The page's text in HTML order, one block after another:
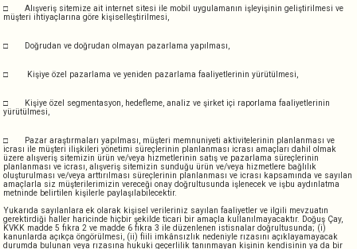
□
Alışveriş sitemize ait internet sitesi ile mobil uygulamanın işleyişinin geliştirilmesi ve
müşteri ihtiyaçlarına göre kişiselleştirilmesi,
□ Doğrudan ve doğrudan olmayan pazarlama yapılması,
□ Kişiye özel pazarlama ve yeniden pazarlama faaliyetlerinin yürütülmesi,
□
Kişiye özel segmentasyon, hedefleme, analiz ve şirket içi raporlama faaliyetlerinin
yürütülmesi,
□
Pazar araştırmaları yapılması, müşteri memnuniyeti aktivitelerinin planlanması ve
icrası ile müşteri ilişkileri yönetimi süreçlerinin planlanması icrası amaçları dahil olmak
üzere alışveriş sitemizin ürün ve/veya hizmetlerinin satış ve pazarlama süreçlerinin
planlanması ve icrası, alışveriş sitemizin sunduğu ürün ve/veya hizmetlere bağlılık
oluşturulması ve/veya arttırılması süreçlerinin planlanması ve icrası kapsamında ve sayılan
amaçlarla siz müşterilerimizin vereceği onay doğrultusunda işlenecek ve işbu aydınlatma
metninde belirtilen kişilerle paylaşılabilecektir.
Yukarıda sayılanlara ek olarak kişisel verileriniz sayılan faaliyetler ve ilgili mevzuatın
gerektirdiği haller haricinde hiçbir şekilde ticari bir amaçla kullanılmayacaktır. Doğuş Çay,
KVKK madde 5 fıkra 2 ve madde 6 fıkra 3 ile düzenlenen istisnalar doğrultusunda; (i)
kanunlarda açıkça öngörülmesi, (ii) fiili imkânsızlık nedeniyle rızasını açıklayamayacak
durumda bulunan veya rızasına hukuki geçerlilik tanınmayan kişinin kendisinin ya da bir